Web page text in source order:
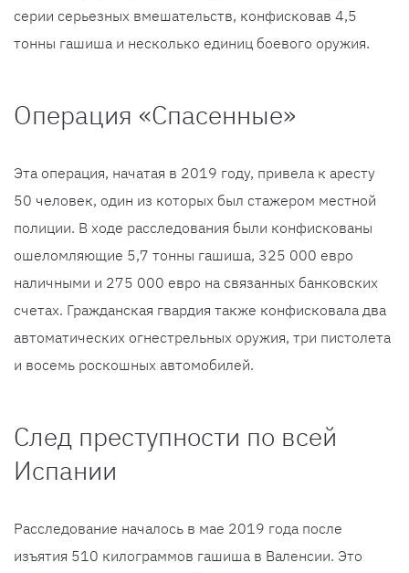
серии серьезных вмешательств, конфисковав 4,5
тонны гашиша и несколько единиц боевого оружия.
Операция «Спасенные»
Эта операция, начатая в 2019 году, привела к аресту
50 человек, один из которых был стажером местной
полиции. В ходе расследования были конфискованы
ошеломляющие 5,7 тонны гашиша, 325 000 евро
наличными и 275 000 евро на связанных банковских
счетах. Гражданская гвардия также конфисковала два
автоматических огнестрельных оружия, три пистолета
и восемь роскошных автомобилей.
След преступности по всей
Испании
Расследование началось в мае 2019 года после
изъятия 510 килограммов гашиша в Валенсии. Это